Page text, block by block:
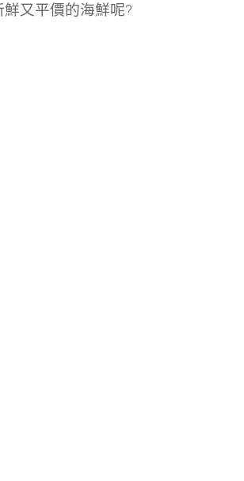
又平價的海鮮呢?